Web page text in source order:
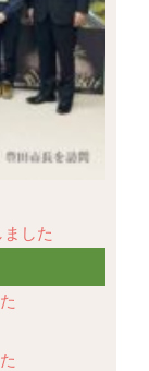
した